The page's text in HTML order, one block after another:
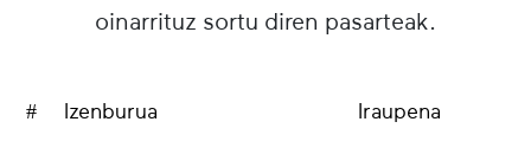
oinarrituz sortu diren pasarteak.
# Izenburua Iraupena